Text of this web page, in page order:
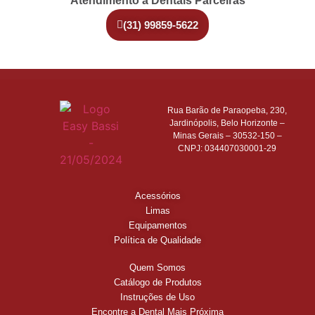
(31) 99859-5622
Rua Barão de Paraopeba, 230,
Jardinópolis, Belo Horizonte –
Minas Gerais – 30532-150 –
CNPJ: 034407030001-29
Acessórios
Limas
Equipamentos
Política de Qualidade
Quem Somos
Catálogo de Produtos
Instruções de Uso
Encontre a Dental Mais Próxima